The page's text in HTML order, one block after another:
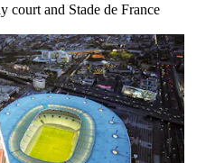
court and Stade de France